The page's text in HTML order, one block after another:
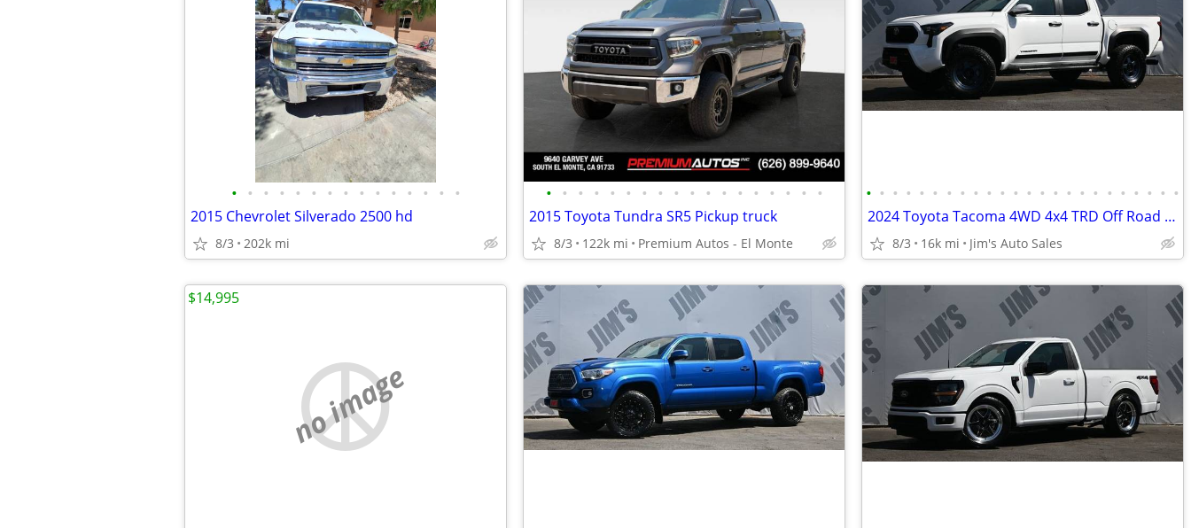
• • • • • • • • • • • • • • •
2015 Chevrolet Silverado 2500 hd
8/3 202k mi
• • • • • • • • • • • • • • • • • •
2015 Toyota Tundra SR5 Pickup truck
8/3 122k mi Premium Autos - El Monte
• • • • • • • • • • • • • • • • • • • • • • • •
2024 Toyota Tacoma 4WD 4x4 TRD Off Road Package Truck
8/3 16k mi Jim's Auto Sales
no image
$14,995